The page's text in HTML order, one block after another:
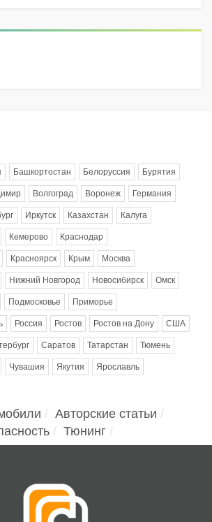
Башкортостан Белоруссия Бурятия
Волгоград Воронеж Германия
Иркутск Казахстан Калуга
Кемерово Краснодар
Красноярск Крым Москва
Нижний Новгород Новосибирск Омск
Подмосковье Приморье
Россия Ростов Ростов на Дону США
Саратов Татарстан Тюмень
Чувашия Якутия Ярославль
Авторские статьи
Тюнинг
водителю